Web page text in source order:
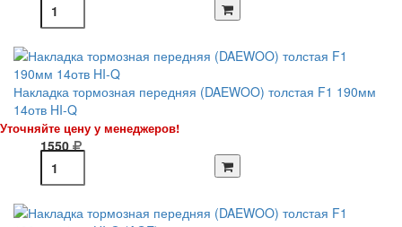
Накладка тормозная передняя (DAEWOO) толстая F1 190мм
14отв HI-Q
Уточняйте цену у менеджеров!
1550